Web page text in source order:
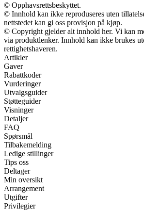
© Opphavsrettsbeskyttet.
© Innhold kan ikke reproduseres uten
nettstedet kan gi oss provisjon på kjøp.
© Copyright gjelder alt innhold her. Vi kan
via produktlenker. Innhold kan ikke brukes
rettighetshaveren.
Artikler
Gaver
Rabattkoder
Vurderinger
Utvalgsguider
Støtteguider
Visninger
Detaljer
FAQ
Spørsmål
Tilbakemelding
Ledige stillinger
Tips oss
Deltager
Min oversikt
Arrangement
Utgifter
Privilegier